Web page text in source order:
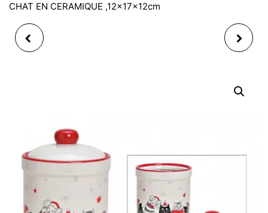
CHAT EN CERAMIQUE ,12x17x12cm